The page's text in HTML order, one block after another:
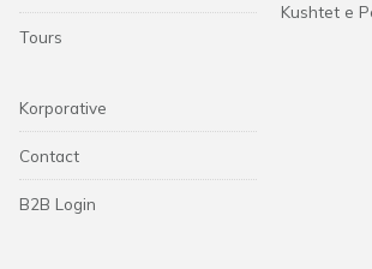
Tours
Kushtet e
Korporative
Contact
B2B Login